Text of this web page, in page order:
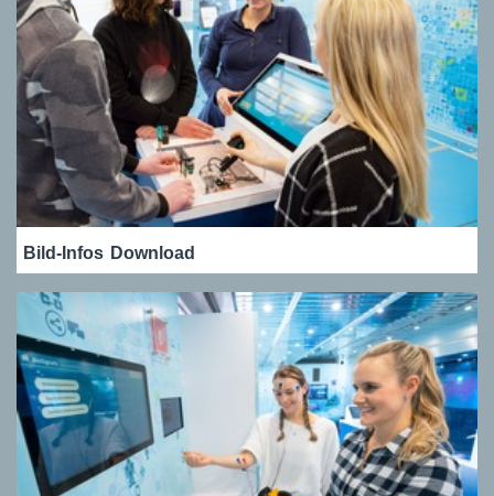
Bild-Infos Download